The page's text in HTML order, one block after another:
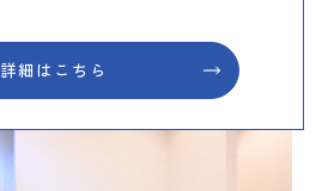
詳細はこちら